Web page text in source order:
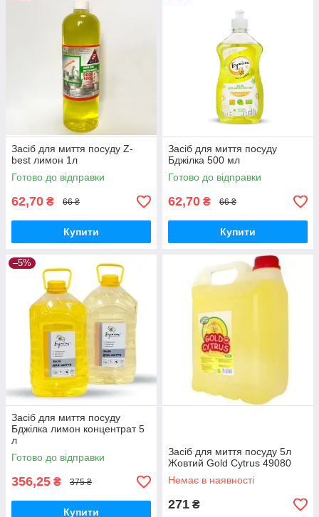
Засіб для миття посуду Z-
best лимон 1л
Готово до відправки
62,70 ₴ 66 ₴
Купити
Засіб для миття посуду
Бджілка 500 мл
Готово до відправки
62,70 ₴ 66 ₴
Купити
–5%
Засіб для миття посуду
Бджілка лимон концентрат 5
л
Готово до відправки
356,25 ₴ 375 ₴
Купити
Засіб для миття посуду 5л
Жовтий Gold Cytrus 49080
Немає в наявності
271 ₴